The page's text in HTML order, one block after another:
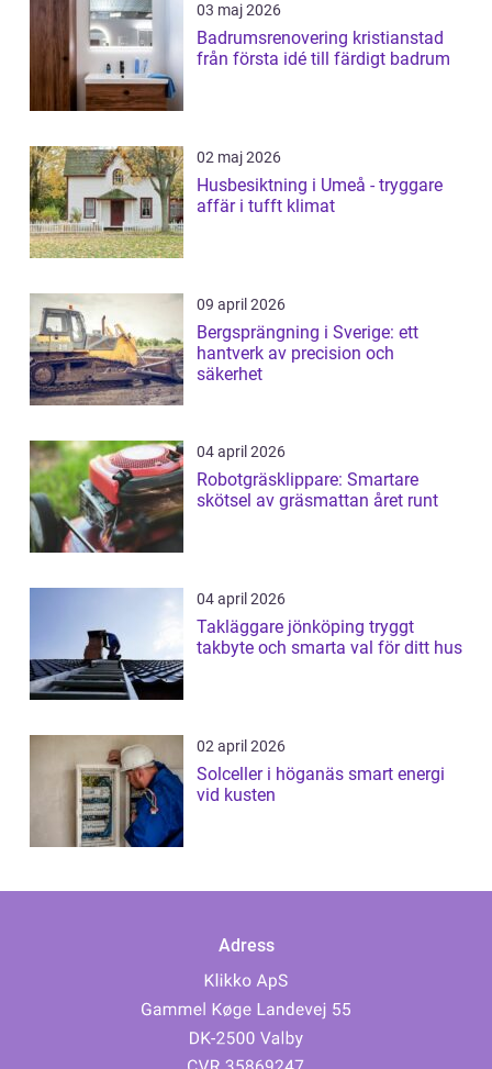
03 maj 2026
Badrumsrenovering kristianstad
från första idé till färdigt badrum
02 maj 2026
Husbesiktning i Umeå - tryggare
affär i tufft klimat
09 april 2026
Bergsprängning i Sverige: ett
hantverk av precision och
säkerhet
04 april 2026
Robotgräsklippare: Smartare
skötsel av gräsmattan året runt
04 april 2026
Takläggare jönköping tryggt
takbyte och smarta val för ditt hus
02 april 2026
Solceller i höganäs smart energi
vid kusten
Adress